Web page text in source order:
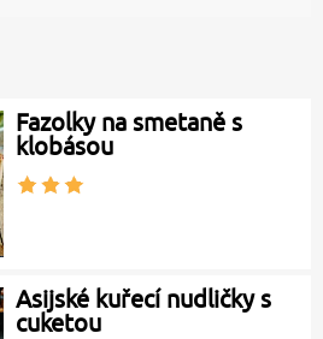
Fazolky na smetaně s
klobásou
Asijské kuřecí nudličky s
cuketou